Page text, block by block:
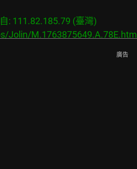
: 111.82.185.79 (臺灣)
Jolin/M.1763875649.A.78E.html
廣告